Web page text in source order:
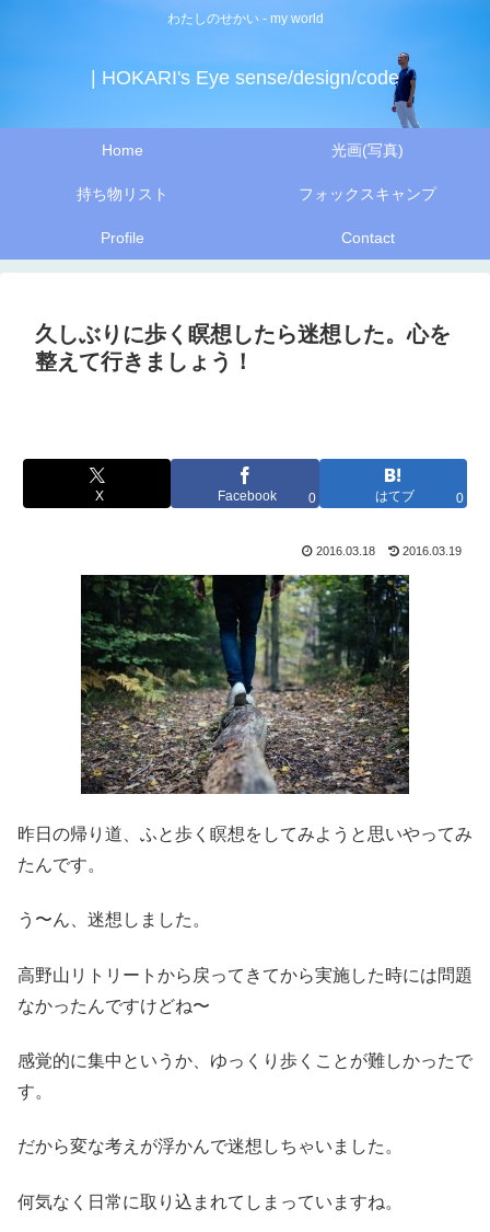
わたしのせかい - my world
| HOKARI's Eye sense/design/code
Home 光画(写真)
持ち物リスト フォックスキャンプ
Profile Contact
久しぶりに歩く瞑想したら迷想した。心を
整えて行きましょう！
X Facebook 0 はてブ 0
2016.03.18 2016.03.19
昨日の帰り道、ふと歩く瞑想をしてみようと思いやってみ
たんです。
う〜ん、迷想しました。
高野山リトリートから戻ってきてから実施した時には問題
なかったんですけどね〜
感覚的に集中というか、ゆっくり歩くことが難しかったで
す。
だから変な考えが浮かんで迷想しちゃいました。
何気なく日常に取り込まれてしまっていますね。